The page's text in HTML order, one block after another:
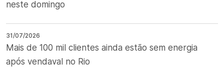
neste domingo
31/07/2026
Mais de 100 mil clientes ainda estão sem energia
após vendaval no Rio